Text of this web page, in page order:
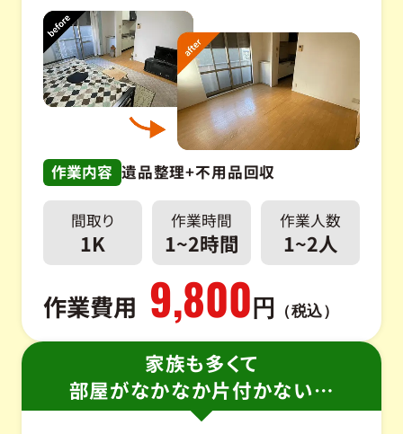
作業内容 遺品整理+不用品回収
間取り
1K
作業時間
1~2時間
作業人数
1~2人
作業費用 9,800 円 （税込）
家族も多くて
部屋がなかなか片付かない…